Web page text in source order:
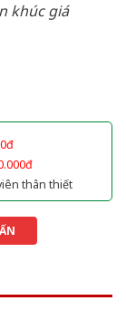
khúc giá
thân thiết